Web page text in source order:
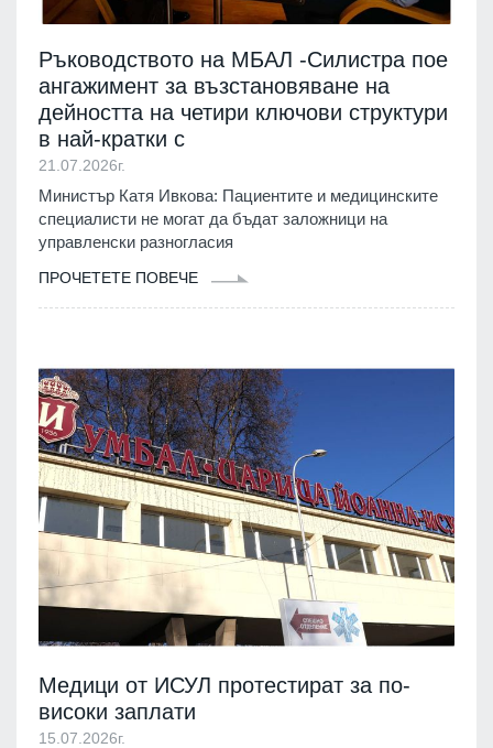
Ръководството на МБАЛ -Силистра пое
ангажимент за възстановяване на
дейността на четири ключови структури
в най-кратки с
21.07.2026г.
Министър Катя Ивкова: Пациентите и медицинските
специалисти не могат да бъдат заложници на
управленски разногласия
ПРОЧЕТЕТЕ ПОВЕЧЕ
Медици от ИСУЛ протестират за по-
високи заплати
15.07.2026г.